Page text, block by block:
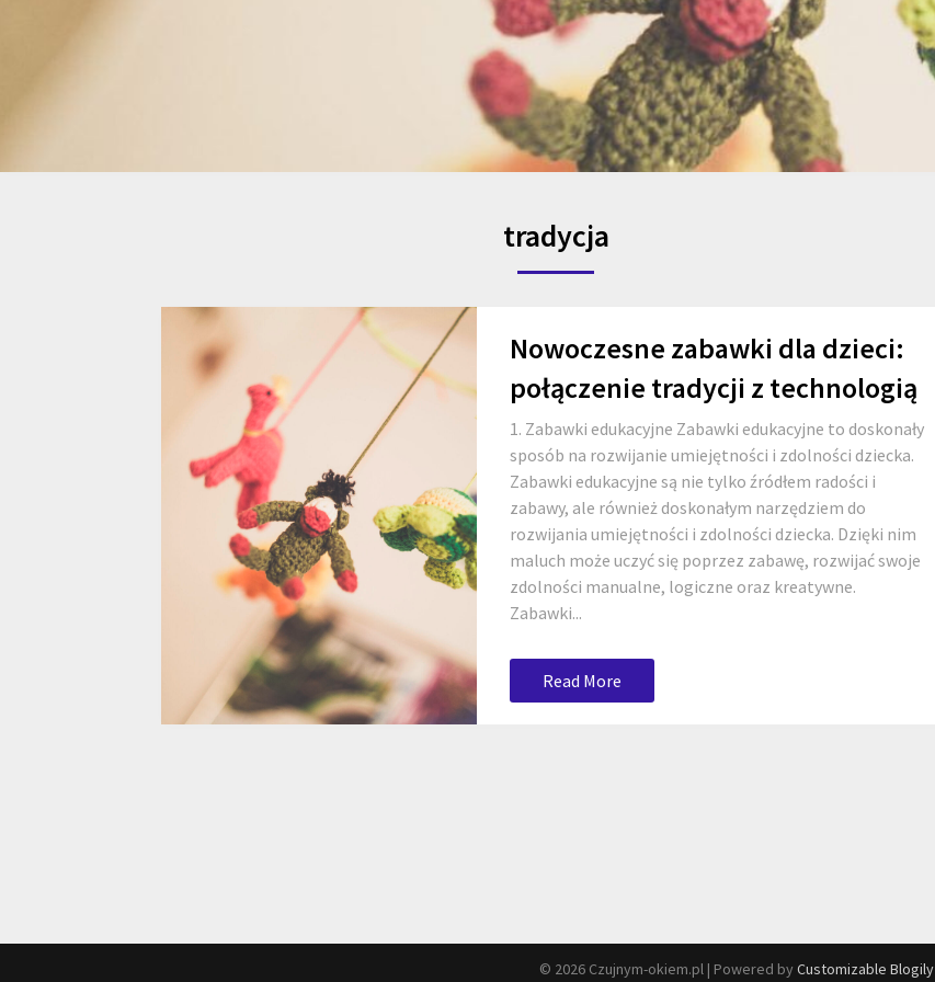
tradycja
Nowoczesne zabawki dla dzieci:
połączenie tradycji z technologią
1. Zabawki edukacyjne Zabawki edukacyjne to doskonały
sposób na rozwijanie umiejętności i zdolności dziecka.
Zabawki edukacyjne są nie tylko źródłem radości i
zabawy, ale również doskonałym narzędziem do
rozwijania umiejętności i zdolności dziecka. Dzięki nim
maluch może uczyć się poprzez zabawę, rozwijać swoje
zdolności manualne, logiczne oraz kreatywne.
Zabawki...
Read More
© 2026 Czujnym-okiem.pl | Powered by Customizable Blogily